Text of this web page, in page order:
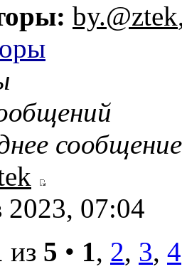
by.@ztek
сообщение
2023, 07:04
из 5 • 1, 2, 3, 4